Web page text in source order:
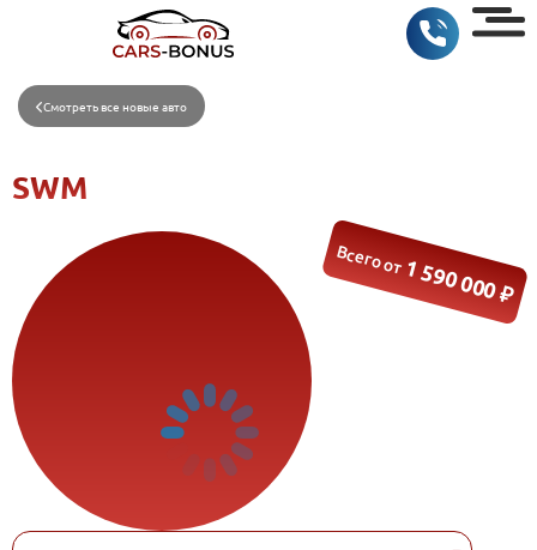
Смотреть все новые авто
Всего от1 590 000 ₽